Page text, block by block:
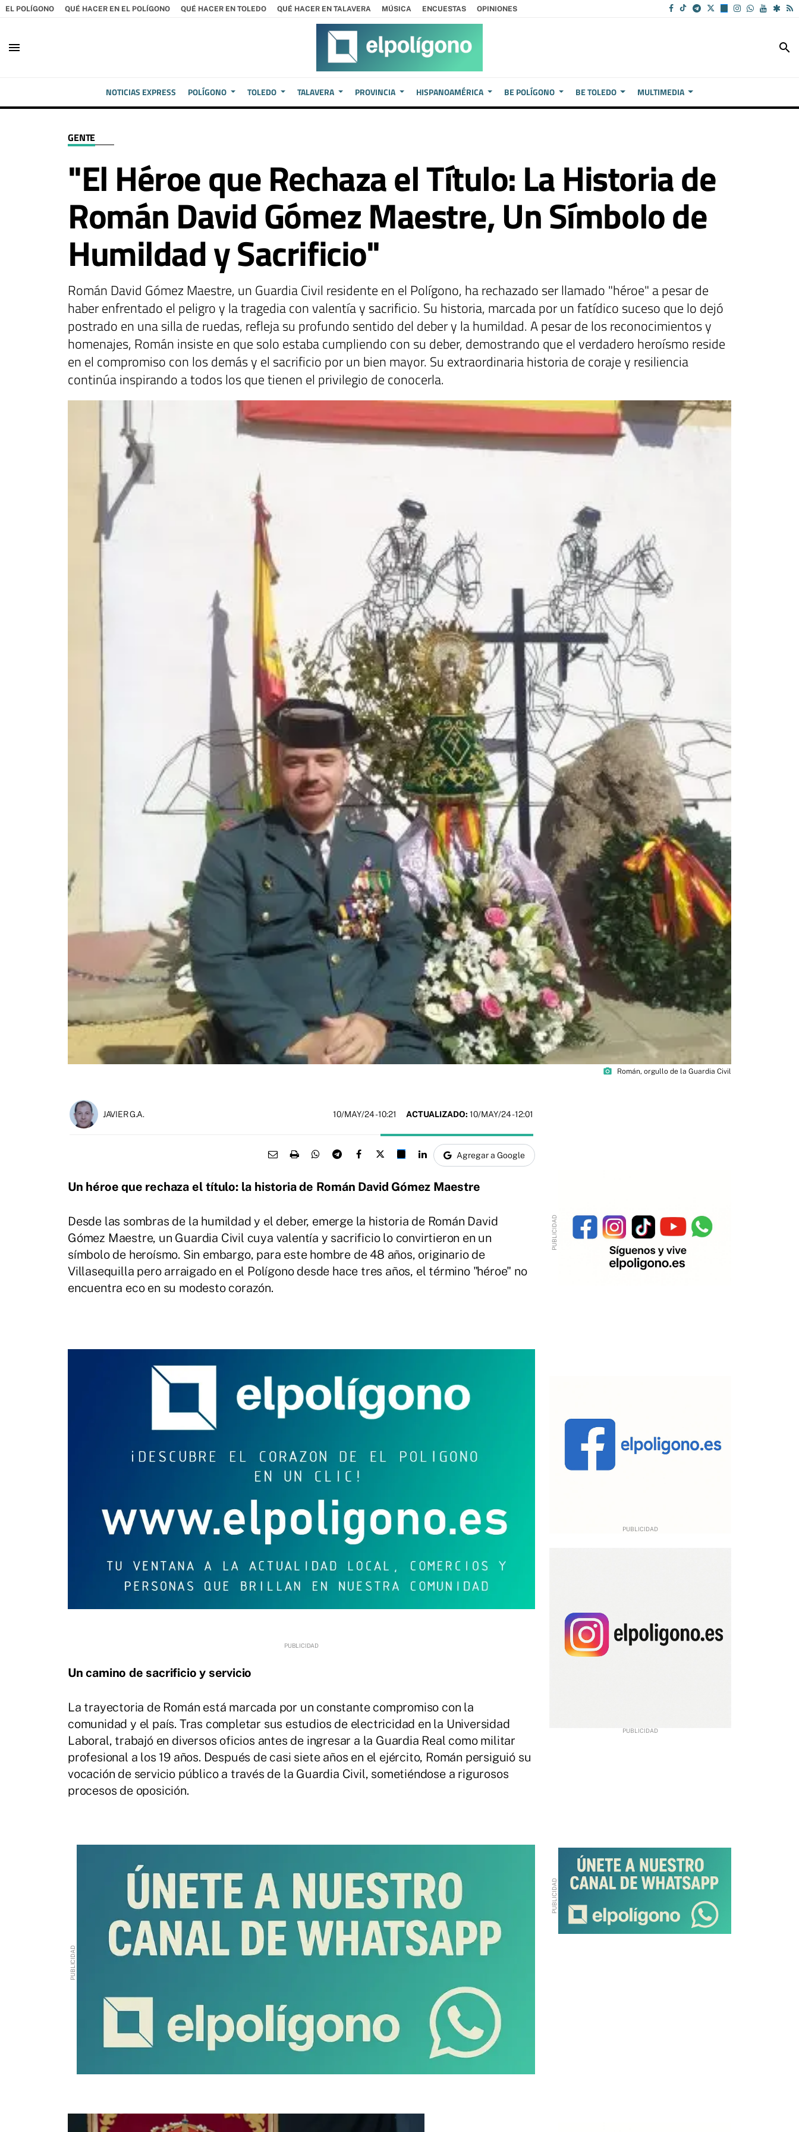
EL POLÍGONO QUÉ HACER EN EL POLÍGONO QUÉ HACER EN TOLEDO QUÉ HACER EN TALAVERA MÚSICA ENCUESTAS OPINIONES
menu search
NOTICIAS EXPRESS POLÍGONO TOLEDO TALAVERA PROVINCIA HISPANOAMÉRICA BE POLÍGONO BE TOLEDO MULTIMEDIA
GENTE
"El Héroe que Rechaza el Título: La Historia de
Román David Gómez Maestre, Un Símbolo de
Humildad y Sacrificio"
Román David Gómez Maestre, un Guardia Civil residente en el Polígono, ha rechazado ser llamado "héroe" a pesar de
haber enfrentado el peligro y la tragedia con valentía y sacrificio. Su historia, marcada por un fatídico suceso que lo dejó
postrado en una silla de ruedas, refleja su profundo sentido del deber y la humildad. A pesar de los reconocimientos y
homenajes, Román insiste en que solo estaba cumpliendo con su deber, demostrando que el verdadero heroísmo reside
en el compromiso con los demás y el sacrificio por un bien mayor. Su extraordinaria historia de coraje y resiliencia
continúa inspirando a todos los que tienen el privilegio de conocerla.
photo_camera Román, orgullo de la Guardia Civil
JAVIER G.A. 10/MAY/24- 10:21 ACTUALIZADO: 10/MAY/24 - 12:01
Agregar a Google
Un héroe que rechaza el título: la historia de Román David Gómez Maestre
Desde las sombras de la humildad y el deber, emerge la historia de Román David
Gómez Maestre, un Guardia Civil cuya valentía y sacrificio lo convirtieron en un
símbolo de heroísmo. Sin embargo, para este hombre de 48 años, originario de
Villasequilla pero arraigado en el Polígono desde hace tres años, el término "héroe" no
encuentra eco en su modesto corazón.
Un camino de sacrificio y servicio
La trayectoria de Román está marcada por un constante compromiso con la
comunidad y el país. Tras completar sus estudios de electricidad en la Universidad
Laboral, trabajó en diversos oficios antes de ingresar a la Guardia Real como militar
profesional a los 19 años. Después de casi siete años en el ejército, Román persiguió su
vocación de servicio público a través de la Guardia Civil, sometiéndose a rigurosos
procesos de oposición.